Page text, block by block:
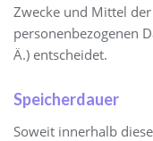
Zwecke und Mittel
personenbezogenen
Ä.) entscheidet.
Speicherdauer
Soweit innerhalb